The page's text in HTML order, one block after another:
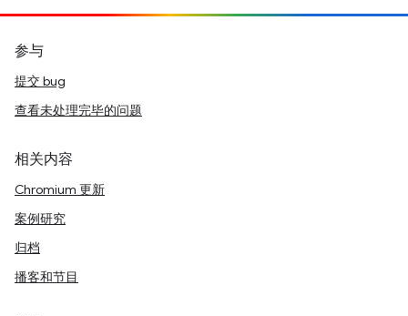
参与
提交 bug
查看未处理完毕的问题
相关内容
Chromium 更新
案例研究
归档
播客和节目